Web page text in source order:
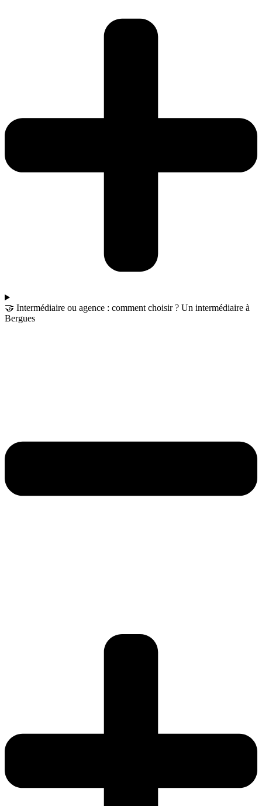
🤝 Intermédiaire ou agence : comment choisir ? Un intermédiaire à
Bergues